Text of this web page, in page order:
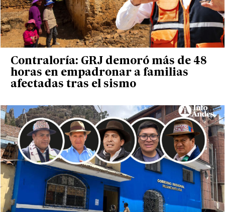
Contraloría: GRJ demoró más de 48
horas en empadronar a familias
afectadas tras el sismo